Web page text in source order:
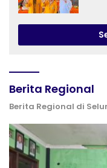
Berita Regional
Berita Regional di